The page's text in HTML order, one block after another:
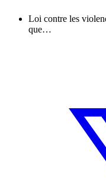
Loi contre les
que…